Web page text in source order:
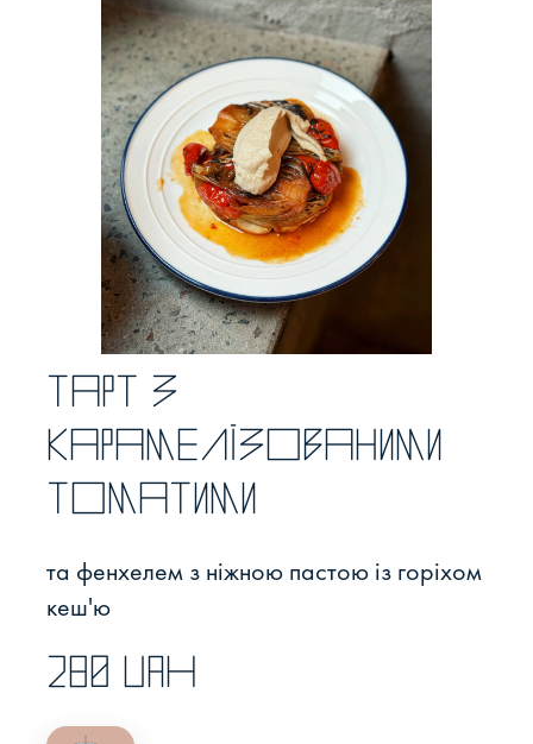
Тарт з
карамелізованими
томатими
та фенхелем з ніжною пастою із горіхом
кеш'ю
280 UAH